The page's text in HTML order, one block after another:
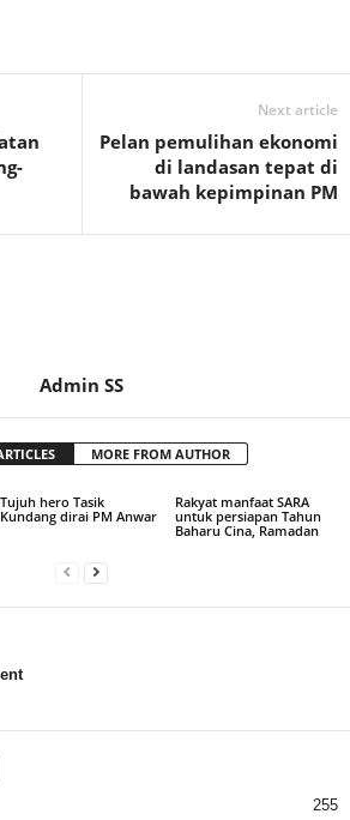
Next article
Pelan pemulihan ekonomi
di landasan tepat di
bawah kepimpinan PM
Admin SS
MORE FROM AUTHOR
Tujuh hero Tasik
Kundang dirai PM Anwar
Rakyat manfaat SARA
untuk persiapan Tahun
Baharu Cina, Ramadan
255